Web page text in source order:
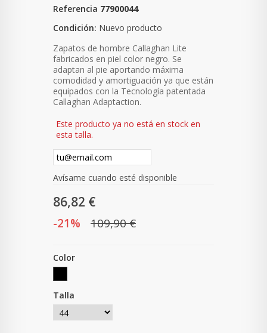
Referencia 77900044
Condición: Nuevo producto
Zapatos de hombre Callaghan Lite
fabricados en piel color negro. Se
adaptan al pie aportando máxima
comodidad y amortiguación ya que están
equipados con la Tecnología patentada
Callaghan Adaptaction.
Este producto ya no está en stock en
esta talla.
Avísame cuando esté disponible
86,82 €
-21% 109,90 €
Color
Talla